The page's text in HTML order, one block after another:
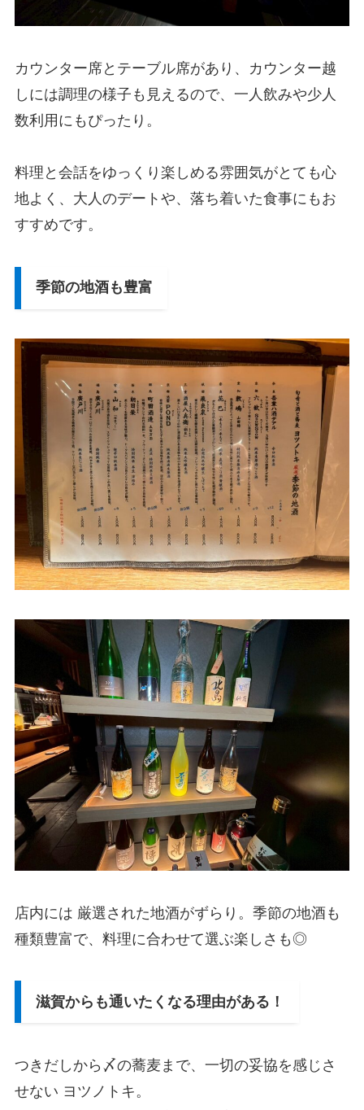
カウンター席とテーブル席があり、カウンター越
しには調理の様子も見えるので、一人飲みや少人
数利用にもぴったり。
料理と会話をゆっくり楽しめる雰囲気がとても心
地よく、大人のデートや、落ち着いた食事にもお
すすめです。
季節の地酒も豊富
店内には 厳選された地酒がずらり。季節の地酒も
種類豊富で、料理に合わせて選ぶ楽しさも◎
滋賀からも通いたくなる理由がある！
つきだしから〆の蕎麦まで、一切の妥協を感じさ
せない ヨツノトキ。